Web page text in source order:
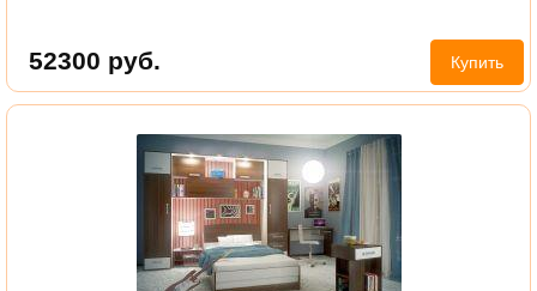
52300 руб. Купить